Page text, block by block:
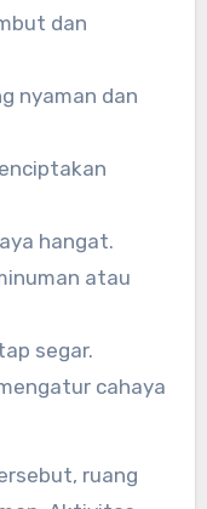
dan
nyaman dan
hangat.
atau
segar.
cahaya
ruang